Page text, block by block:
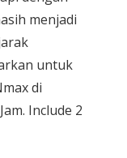
menjadi
untuk
di
Include 2